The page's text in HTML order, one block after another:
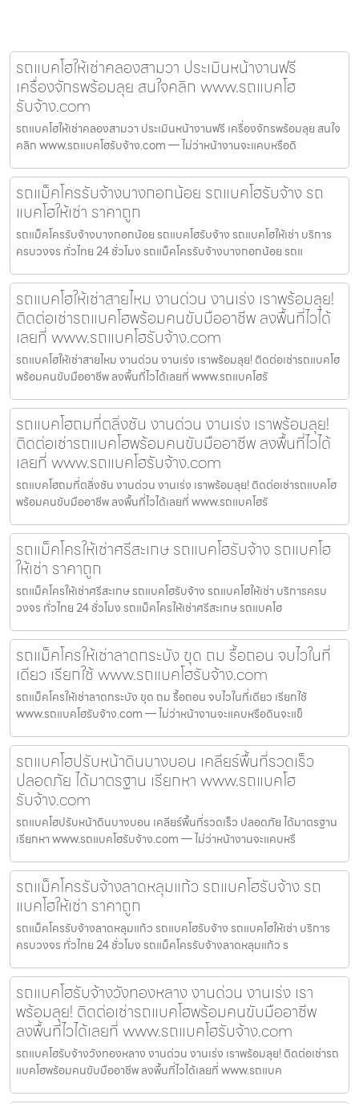
รถแบคโฮให้เช่าคลองสามวา ประเมินหน้างานฟรี
เครื่องจักรพร้อมลุย สนใจคลิก www.รถแบคโฮ
รับจ้าง.com
รถแบคโฮให้เช่าคลองสามวา ประเมินหน้างานฟรี เครื่องจักรพร้อมลุย สนใจ
คลิก www.รถแบคโฮรับจ้าง.com — ไม่ว่าหน้างานจะแคบหรือดิ
รถแม็คโครรับจ้างบางกอกน้อย รถแบคโฮรับจ้าง รถ
แบคโฮให้เช่า ราคาถูก
รถแม็คโครรับจ้างบางกอกน้อย รถแบคโฮรับจ้าง รถแบคโฮให้เช่า บริการ
ครบวงจร ทั่วไทย 24 ชั่วโมง รถแม็คโครรับจ้างบางกอกน้อย รถแ
รถแบคโฮให้เช่าสายไหม งานด่วน งานเร่ง เราพร้อมลุย!
ติดต่อเช่ารถแบคโฮพร้อมคนขับมืออาชีพ ลงพื้นที่ไวได้
เลยที่ www.รถแบคโฮรับจ้าง.com
รถแบคโฮให้เช่าสายไหม งานด่วน งานเร่ง เราพร้อมลุย! ติดต่อเช่ารถแบคโฮ
พร้อมคนขับมืออาชีพ ลงพื้นที่ไวได้เลยที่ www.รถแบคโฮรั
รถแบคโฮถมที่ตลิ่งชัน งานด่วน งานเร่ง เราพร้อมลุย!
ติดต่อเช่ารถแบคโฮพร้อมคนขับมืออาชีพ ลงพื้นที่ไวได้
เลยที่ www.รถแบคโฮรับจ้าง.com
รถแบคโฮถมที่ตลิ่งชัน งานด่วน งานเร่ง เราพร้อมลุย! ติดต่อเช่ารถแบคโฮ
พร้อมคนขับมืออาชีพ ลงพื้นที่ไวได้เลยที่ www.รถแบคโฮรั
รถแม็คโครให้เช่าศรีสะเกษ รถแบคโฮรับจ้าง รถแบคโฮ
ให้เช่า ราคาถูก
รถแม็คโครให้เช่าศรีสะเกษ รถแบคโฮรับจ้าง รถแบคโฮให้เช่า บริการครบ
วงจร ทั่วไทย 24 ชั่วโมง รถแม็คโครให้เช่าศรีสะเกษ รถแบคโฮ
รถแม็คโครให้เช่าลาดกระบัง ขุด ถม รื้อถอน จบไวในที่
เดียว เรียกใช้ www.รถแบคโฮรับจ้าง.com
รถแม็คโครให้เช่าลาดกระบัง ขุด ถม รื้อถอน จบไวในที่เดียว เรียกใช้
www.รถแบคโฮรับจ้าง.com — ไม่ว่าหน้างานจะแคบหรือดินจะแข็
รถแบคโฮปรับหน้าดินบางบอน เคลียร์พื้นที่รวดเร็ว
ปลอดภัย ได้มาตรฐาน เรียกหา www.รถแบคโฮ
รับจ้าง.com
รถแบคโฮปรับหน้าดินบางบอน เคลียร์พื้นที่รวดเร็ว ปลอดภัย ได้มาตรฐาน
เรียกหา www.รถแบคโฮรับจ้าง.com — ไม่ว่าหน้างานจะแคบหรื
รถแม็คโครรับจ้างลาดหลุมแก้ว รถแบคโฮรับจ้าง รถ
แบคโฮให้เช่า ราคาถูก
รถแม็คโครรับจ้างลาดหลุมแก้ว รถแบคโฮรับจ้าง รถแบคโฮให้เช่า บริการ
ครบวงจร ทั่วไทย 24 ชั่วโมง รถแม็คโครรับจ้างลาดหลุมแก้ว ร
รถแบคโฮรับจ้างวังทองหลาง งานด่วน งานเร่ง เรา
พร้อมลุย! ติดต่อเช่ารถแบคโฮพร้อมคนขับมืออาชีพ
ลงพื้นที่ไวได้เลยที่ www.รถแบคโฮรับจ้าง.com
รถแบคโฮรับจ้างวังทองหลาง งานด่วน งานเร่ง เราพร้อมลุย! ติดต่อเช่ารถ
แบคโฮพร้อมคนขับมืออาชีพ ลงพื้นที่ไวได้เลยที่ www.รถแบค